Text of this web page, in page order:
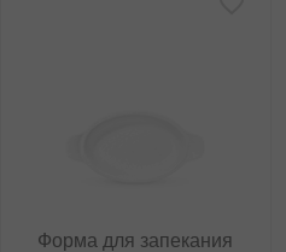
Форма для запекания